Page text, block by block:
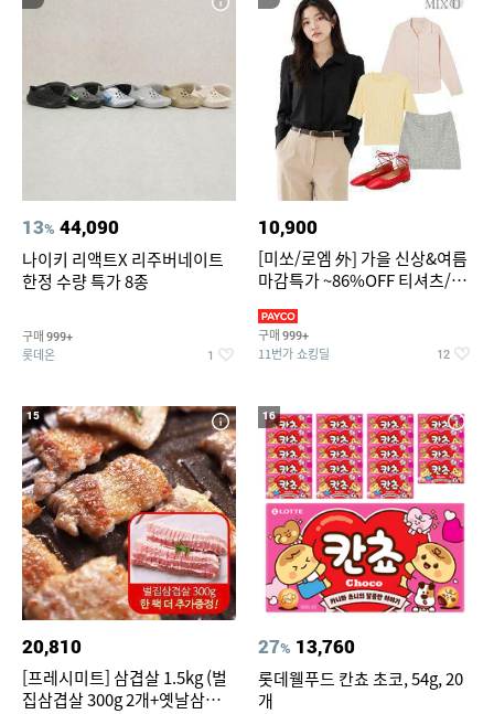
13% 44,090
나이키 리액트X 리주버네이트
한정 수량 특가 8종
구매 999+
롯데온 1
10,900
[미쏘/로엠 外] 가을 신상&여름
마감특가 ~86%OFF 티셔츠/슬
구매 999+
11번가 쇼킹딜 12
15
20,810
[프레시미트] 삼겹살 1.5kg (벌
집삼겹살 300g 2개+옛날삼겹살
16
27% 13,760
롯데웰푸드 칸쵸 초코, 54g, 20
개